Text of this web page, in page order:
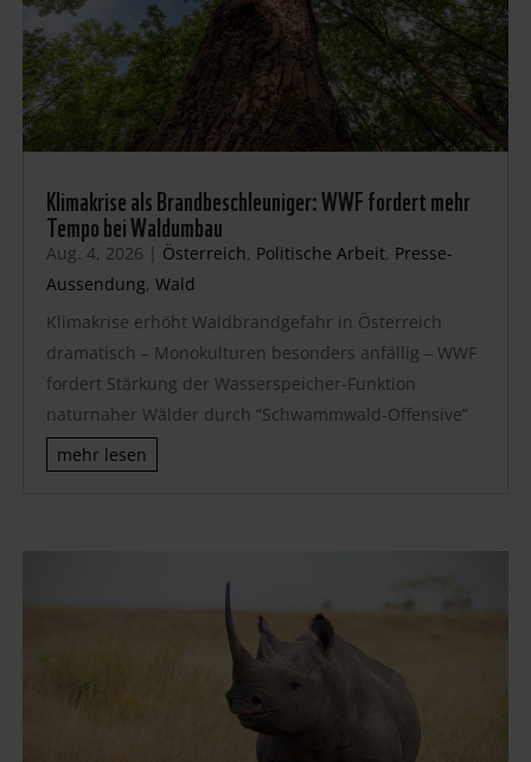
Klimakrise als Brandbeschleuniger: WWF fordert mehr
Tempo bei Waldumbau
Aug. 4, 2026 | Österreich, Politische Arbeit, Presse-
Aussendung, Wald
Klimakrise erhöht Waldbrandgefahr in Österreich
dramatisch – Monokulturen besonders anfällig – WWF
fordert Stärkung der Wasserspeicher-Funktion
naturnaher Wälder durch “Schwammwald-Offensive”
mehr lesen